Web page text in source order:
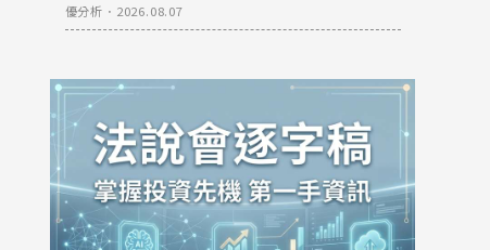
優分析 ． 2026.08.07